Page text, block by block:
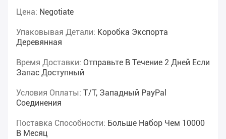
Цена: Negotiate
Упаковывая Детали: Коробка Экспорта
Деревянная
Время Доставки: Отправьте В Течение 2 Дней Если
Запас Доступный
Условия Оплаты: T/T, Западный PayPal
Соединения
Поставка Способности: Больше Набор Чем 10000
В Месяц